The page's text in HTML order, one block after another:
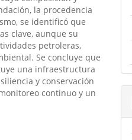
la procedencia
se identificó que
clave, aunque su
petroleras,
Se concluye que
una infraestructura
y conservación
continuo y un